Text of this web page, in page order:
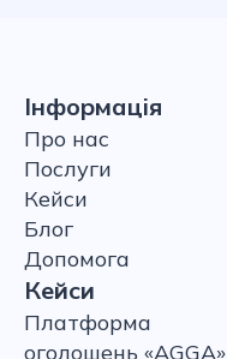
Кейси
Платформа
оголошень «AGGA»
Інформація
Про нас
Послуги
Кейси
Блог
Допомога